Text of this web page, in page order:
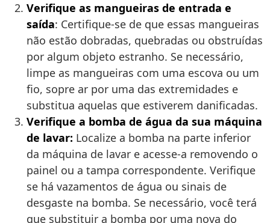
Verifique as mangueiras de entrada e
saída: Certifique-se de que essas mangueiras
não estão dobradas, quebradas ou obstruídas
por algum objeto estranho. Se necessário,
limpe as mangueiras com uma escova ou um
fio, sopre ar por uma das extremidades e
substitua aquelas que estiverem danificadas.
Verifique a bomba de água da sua máquina
de lavar: Localize a bomba na parte inferior
da máquina de lavar e acesse-a removendo o
painel ou a tampa correspondente. Verifique
se há vazamentos de água ou sinais de
desgaste na bomba. Se necessário, você terá
que substituir a bomba por uma nova do